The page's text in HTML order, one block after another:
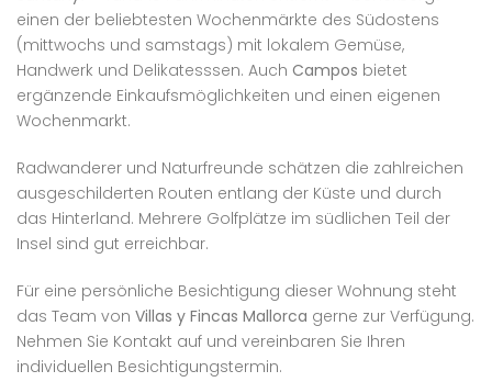
einen der beliebtesten Wochenmärkte des Südostens
(mittwochs und samstags) mit lokalem Gemüse,
Handwerk und Delikatesssen. Auch Campos bietet
ergänzende Einkaufsmöglichkeiten und einen eigenen
Wochenmarkt.
Radwanderer und Naturfreunde schätzen die zahlreichen
ausgeschilderten Routen entlang der Küste und durch
das Hinterland. Mehrere Golfplätze im südlichen Teil der
Insel sind gut erreichbar.
Für eine persönliche Besichtigung dieser Wohnung steht
das Team von Villas y Fincas Mallorca gerne zur Verfügung.
Nehmen Sie Kontakt auf und vereinbaren Sie Ihren
individuellen Besichtigungstermin.